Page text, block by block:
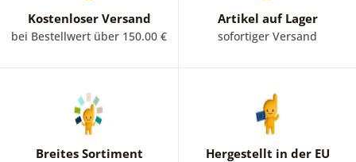
Kostenloser Versand
bei Bestellwert über 150.00 €
Artikel auf Lager
sofortiger Versand
Breites Sortiment Hergestellt in der EU